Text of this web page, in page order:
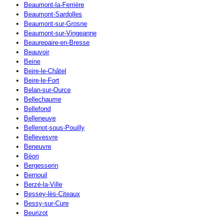
Beaumont-la-Ferrière
Beaumont-Sardolles
Beaumont-sur-Grosne
Beaumont-sur-Vingeanne
Beaurepaire-en-Bresse
Beauvoir
Beine
Beire-le-Châtel
Beire-le-Fort
Belan-sur-Ource
Bellechaume
Bellefond
Belleneuve
Bellenot-sous-Pouilly
Bellevesvre
Beneuvre
Béon
Bergesserin
Bernouil
Berzé-la-Ville
Bessey-lès-Citeaux
Bessy-sur-Cure
Beurizot